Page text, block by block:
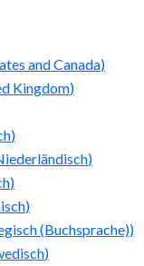
and Canada)
Kingdom)
)
)
)
)
(Buchsprache))
)